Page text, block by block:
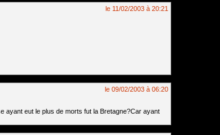
le 11/02/2003 à 20:21
le 09/02/2003 à 06:20
ayant eut le plus de morts fut la Bretagne?Car ayant